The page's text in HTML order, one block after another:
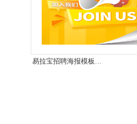
易拉宝招聘海报模板设计